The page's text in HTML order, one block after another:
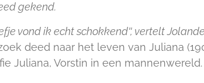
gekend.
vond ik echt schokkend'', vertelt
deed naar het leven van Juliana
Juliana, Vorstin in een mannenwereld.